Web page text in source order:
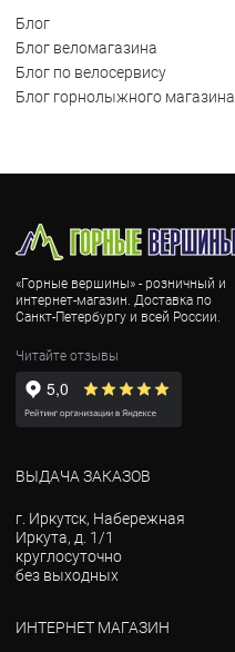
Блог
Блог веломагазина
Блог по велосервису
Блог горнолыжного магазина
«Горные вершины» - розничный и
интернет-магазин. Доставка по
Санкт-Петербургу и всей России.
Читайте отзывы
ВЫДАЧА ЗАКАЗОВ
г. Иркутск, Набережная
Иркута, д. 1/1
круглосуточно
без выходных
ИНТЕРНЕТ МАГАЗИН